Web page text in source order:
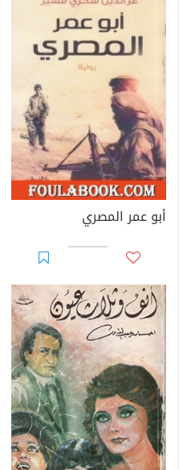
أبو عمر المصري